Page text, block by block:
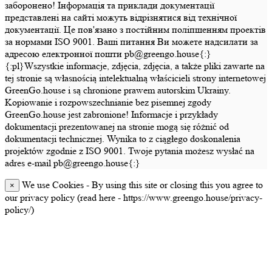
заборонено! Інформація та приклади документації
представлені на сайті можуть відрізнятися від технічної
документації. Це пов'язано з постійним поліпшенням проектів
за нормами ISO 9001. Ваші питання Ви можете надсилати за
адресою електронної пошти pb@greengo.house{:}
{:pl}Wszystkie informacje, zdjęcia, zdjęcia, a także pliki zawarte na
tej stronie są własnością intelektualną właścicieli strony internetowej
GreenGo.house i są chronione prawem autorskim Ukrainy.
Kopiowanie i rozpowszechnianie bez pisemnej zgody
GreenGo.house jest zabronione! Informacje i przykłady
dokumentacji prezentowanej na stronie mogą się różnić od
dokumentacji technicznej. Wynika to z ciągłego doskonalenia
projektów zgodnie z ISO 9001. Twoje pytania możesz wysłać na
adres e-mail pb@greengo.house{:}
×
We use Cookies - By using this site or closing this you agree to
our privacy policy (read here - https://www.greengo.house/privacy-
policy/)